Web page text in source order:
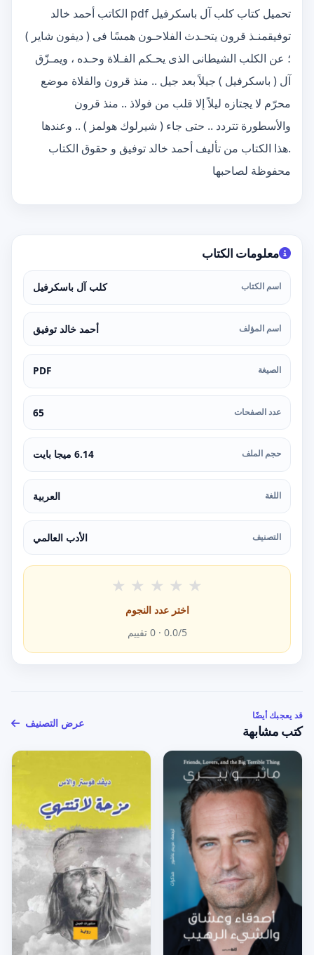
تحميل كتاب كلب آل باسكرفيل pdf الكاتب أحمد خالد
توفيقمنـذ قرون يتحـدث الفلاحـون همسًا فى ( ديفون شاير )
؛ عن الكلب الشيطانى الذى يحـكم الفـلاة وحـده ، ويمـزّق
آل ( باسكرفيل ) جيلاً بعد جيل .. منذ قرون والفلاة موضع
محرّم لا يجتازه ليلاً إلا قلب من فولاذ .. منذ قرون
والأسطورة تتردد .. حتى جاء ( شيرلوك هولمز ) .. وعندها
.هذا الكتاب من تأليف أحمد خالد توفيق و حقوق الكتاب
محفوظة لصاحبها
معلومات الكتاب
اسم الكتاب كلب آل باسكرفيل
اسم المؤلف أحمد خالد توفيق
الصيغة PDF
عدد الصفحات 65
حجم الملف 6.14 ميجا بايت
اللغة العربية
التصنيف الأدب العالمي
★ ★ ★ ★ ★
اختر عدد النجوم
0.0/5 ·
0 تقييم
قد يعجبك أيضًا
كتب مشابهة
عرض التصنيف